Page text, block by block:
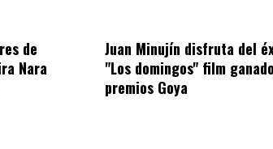
de
Nara
Juan Minujín disfruta del
"Los domingos" film
premios Goya